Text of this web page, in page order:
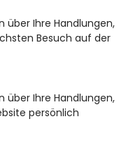
über Ihre Handlungen,
Besuch auf der
über Ihre Handlungen,
persönlich